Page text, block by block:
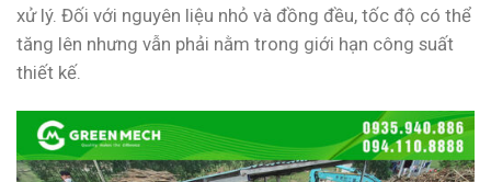
xử lý. Đối với nguyên liệu nhỏ và đồng đều, tốc độ có thể
tăng lên nhưng vẫn phải nằm trong giới hạn công suất
thiết kế.